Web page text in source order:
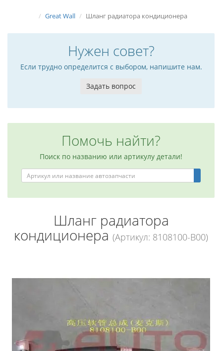
Great Wall Шланг радиатора кондиционера
Нужен совет?
Если трудно определится с выбором, напишите нам.
Задать вопрос
Помочь найти?
Поиск по названию или артикулу детали!
Шланг радиатора
кондиционера (Артикул: 8108100-B00)